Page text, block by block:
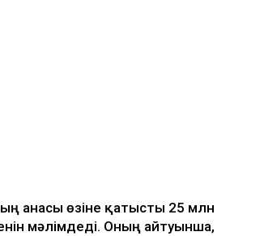
анасы өзіне қатысты 25 млн
мәлімдеді. Оның айтуынша,